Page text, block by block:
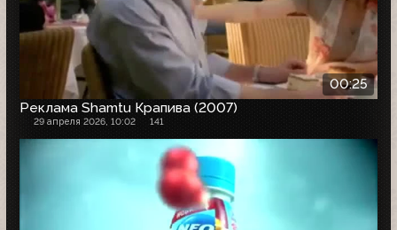
00:25
Реклама Shamtu Крапива (2007)
29 апреля 2026, 10:02 141